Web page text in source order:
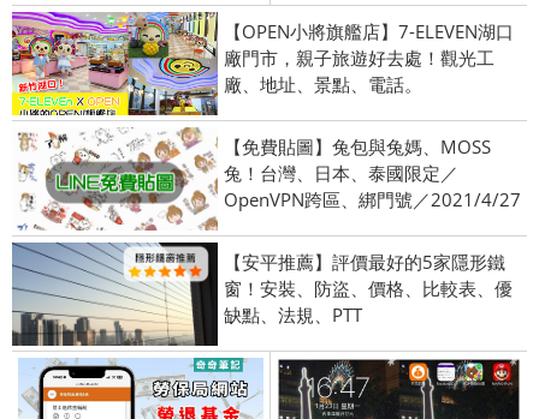
【OPEN小將旗艦店】7-ELEVEN湖口
廠門市，親子旅遊好去處！觀光工
廠、地址、景點、電話。
【免費貼圖】兔包與兔媽、MOSS
兔！台灣、日本、泰國限定／
OpenVPN跨區、綁門號／2021/4/27
【安平推薦】評價最好的5家隱形鐵
窗！安裝、防盜、價格、比較表、優
缺點、法規、PTT